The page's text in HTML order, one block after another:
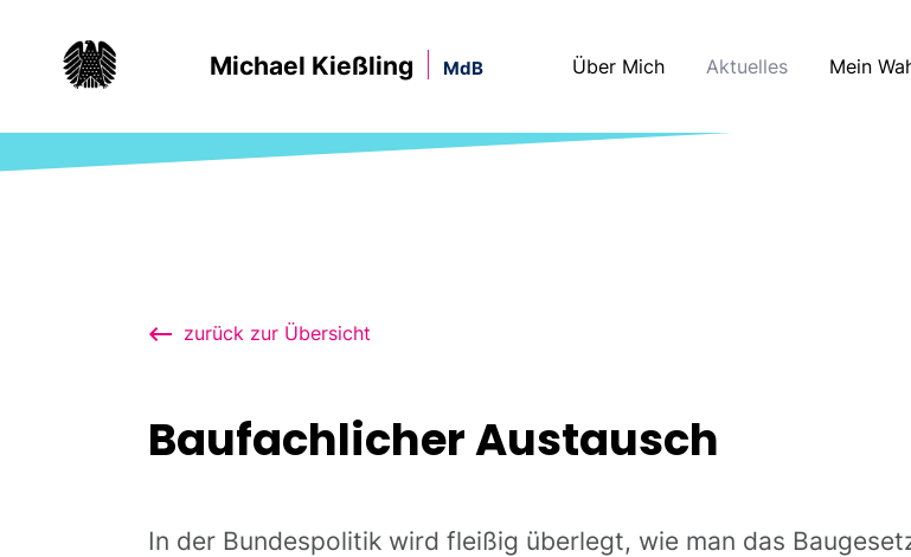
Michael Kießling MdB Über Mich Aktuelles Mein
zurück zur Übersicht
Baufachlicher Austausch
In der Bundespolitik wird fleißig überlegt, wie man das